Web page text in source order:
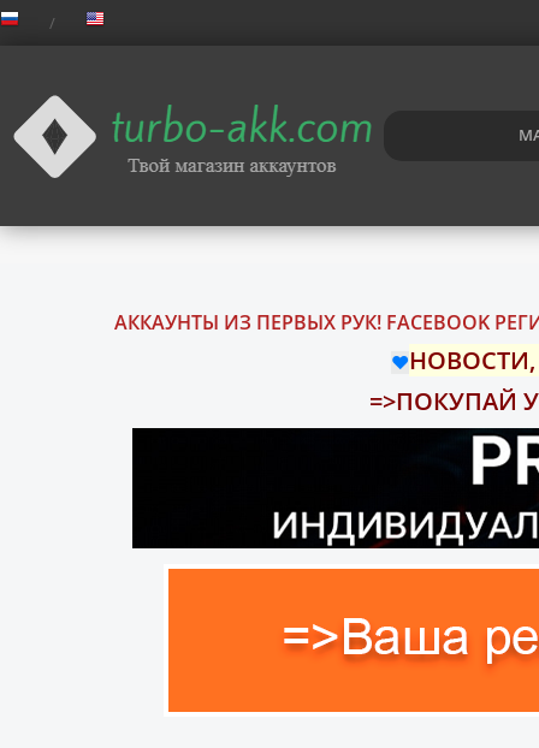
АККАУНТЫ ИЗ ПЕРВЫХ РУК! FACEBOOK
❤️
=>ПОКУПАЙ